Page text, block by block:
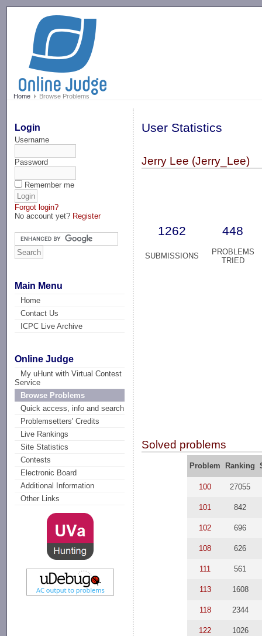
Home Browse Problems
Login
Username
Password
Remember me
Forgot login?
No account yet? Register
Main Menu
Home
Contact Us
ICPC Live Archive
Online Judge
My uHunt with Virtual Contest
Service
Browse Problems
Quick access, info and search
Problemsetters' Credits
Live Rankings
Site Statistics
Contests
Electronic Board
Additional Information
Other Links
User Statistics
Jerry Lee (Jerry_Lee)
1262 448
SUBMISSIONS
PROBLEMS
TRIED
Solved problems
Problem Ranking
100 27055
101 842
102 696
108 626
111 561
113 1608
118 2344
122 1026